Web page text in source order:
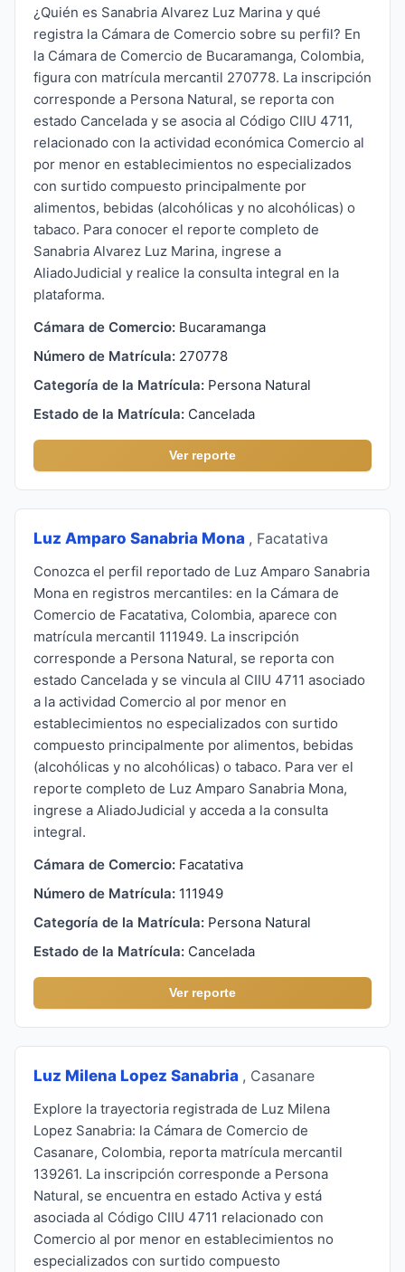
¿Quién es Sanabria Alvarez Luz Marina y qué
registra la Cámara de Comercio sobre su perfil? En
la Cámara de Comercio de Bucaramanga, Colombia,
figura con matrícula mercantil 270778. La inscripción
corresponde a Persona Natural, se reporta con
estado Cancelada y se asocia al Código CIIU 4711,
relacionado con la actividad económica Comercio al
por menor en establecimientos no especializados
con surtido compuesto principalmente por
alimentos, bebidas (alcohólicas y no alcohólicas) o
tabaco. Para conocer el reporte completo de
Sanabria Alvarez Luz Marina, ingrese a
AliadoJudicial y realice la consulta integral en la
plataforma.
Cámara de Comercio: Bucaramanga
Número de Matrícula: 270778
Categoría de la Matrícula: Persona Natural
Estado de la Matrícula: Cancelada
Ver reporte
Luz Amparo Sanabria Mona , Facatativa
Conozca el perfil reportado de Luz Amparo Sanabria
Mona en registros mercantiles: en la Cámara de
Comercio de Facatativa, Colombia, aparece con
matrícula mercantil 111949. La inscripción
corresponde a Persona Natural, se reporta con
estado Cancelada y se vincula al CIIU 4711 asociado
a la actividad Comercio al por menor en
establecimientos no especializados con surtido
compuesto principalmente por alimentos, bebidas
(alcohólicas y no alcohólicas) o tabaco. Para ver el
reporte completo de Luz Amparo Sanabria Mona,
ingrese a AliadoJudicial y acceda a la consulta
integral.
Cámara de Comercio: Facatativa
Número de Matrícula: 111949
Categoría de la Matrícula: Persona Natural
Estado de la Matrícula: Cancelada
Ver reporte
Luz Milena Lopez Sanabria , Casanare
Explore la trayectoria registrada de Luz Milena
Lopez Sanabria: la Cámara de Comercio de
Casanare, Colombia, reporta matrícula mercantil
139261. La inscripción corresponde a Persona
Natural, se encuentra en estado Activa y está
asociada al Código CIIU 4711 relacionado con
Comercio al por menor en establecimientos no
especializados con surtido compuesto